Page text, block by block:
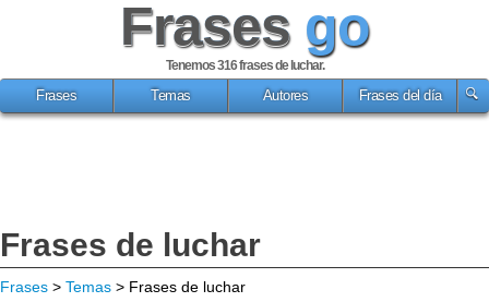
Frases go
Tenemos 316frases de luchar.
Frases
Temas Autores Frases del día
Frases de luchar
Frases > Temas > Frases de luchar